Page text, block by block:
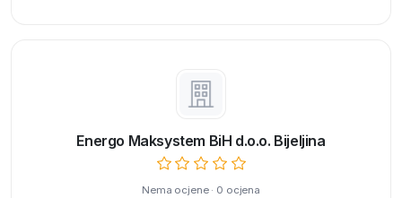
Energo Maksystem BiH d.o.o. Bijeljina
Nema ocjene · 0 ocjena